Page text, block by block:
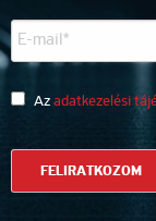
Az adatkezelési